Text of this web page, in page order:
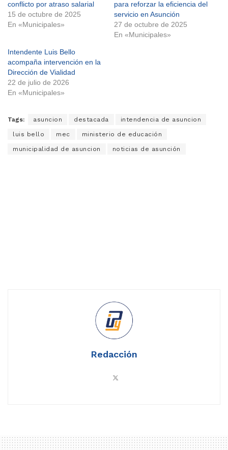
conflicto por atraso salarial
15 de octubre de 2025
En «Municipales»
para reforzar la eficiencia del
servicio en Asunción
27 de octubre de 2025
En «Municipales»
Intendente Luis Bello
acompaña intervención en la
Dirección de Vialidad
22 de julio de 2026
En «Municipales»
Tags: asuncion destacada intendencia de asuncion
luis bello mec ministerio de educación
municipalidad de asuncion noticias de asunción
Redacción